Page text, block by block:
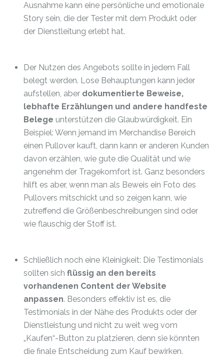
Ausnahme kann eine persönliche und emotionale
Story sein, die der Tester mit dem Produkt oder
der Dienstleitung erlebt hat.
Der Nutzen des Angebots sollte in jedem Fall
belegt werden. Lose Behauptungen kann jeder
aufstellen, aber dokumentierte Beweise,
lebhafte Erzählungen und andere handfeste
Belege unterstützen die Glaubwürdigkeit. Ein
Beispiel: Wenn jemand im Merchandise Bereich
einen Pullover kauft, dann kann er anderen Kunden
davon erzählen, wie gute die Qualität und wie
angenehm der Tragekomfort ist. Ganz besonders
hilft es aber, wenn man als Beweis ein Foto des
Pullovers mitschickt und so zeigen kann, wie
zutreffend die Größenbeschreibungen sind oder
wie flauschig der Stoff ist.
Schließlich noch eine Kleinigkeit: Die Testimonials
sollten sich flüssig an den bereits
vorhandenen Content der Website
anpassen. Besonders effektiv ist es, die
Testimonials in der Nähe des Produkts oder der
Dienstleistung und nicht zu weit weg vom
„Kaufen“-Button zu platzieren, denn sie könnten
die finale Entscheidung zum Kauf bewirken.